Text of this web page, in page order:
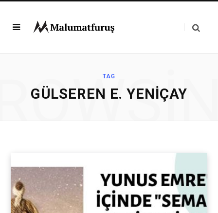
TAG
GÜLSEREN E. YENIÇAY